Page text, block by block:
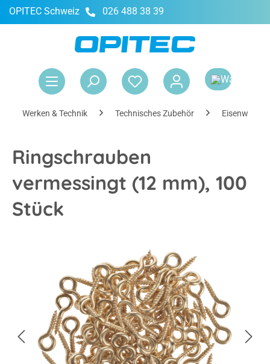
springen
OPITEC Schweiz 026 488 38 39
Werken & Technik Technisches Zubehör Eisenwaren
Ringschrauben
vermessingt (12 mm), 100
Stück